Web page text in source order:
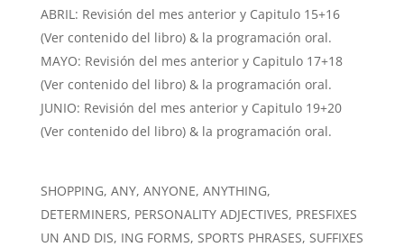
ABRIL: Revisión del mes anterior y Capitulo 15+16
(Ver contenido del libro) & la programación oral.
MAYO: Revisión del mes anterior y Capitulo 17+18
(Ver contenido del libro) & la programación oral.
JUNIO: Revisión del mes anterior y Capitulo 19+20
(Ver contenido del libro) & la programación oral.
SHOPPING, ANY, ANYONE, ANYTHING,
DETERMINERS, PERSONALITY ADJECTIVES, PRESFIXES
UN AND DIS, ING FORMS, SPORTS PHRASES, SUFFIXES